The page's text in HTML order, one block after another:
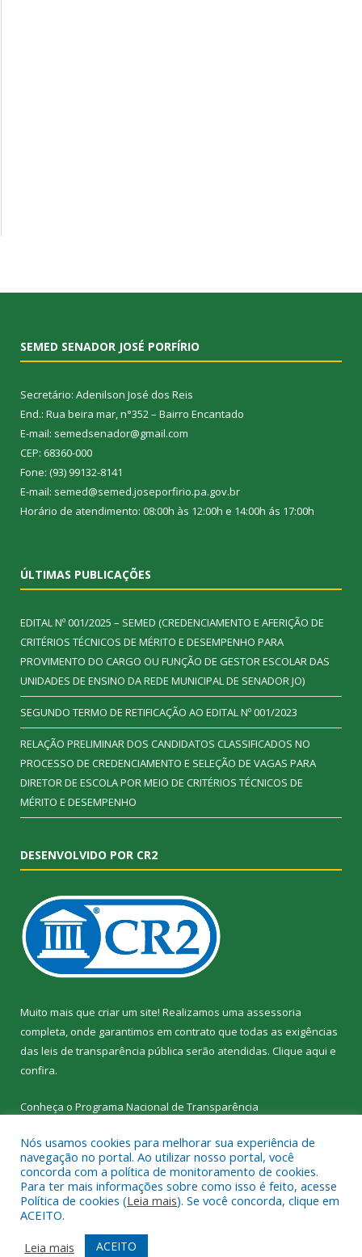
SEMED SENADOR JOSÉ PORFÍRIO
Secretário: Adenilson José dos Reis
End.: Rua beira mar, n°352 – Bairro Encantado
E-mail: semedsenador@gmail.com
CEP: 68360-000
Fone: (93) 99132-8141
E-mail: semed@semed.joseporfirio.pa.gov.br
Horário de atendimento: 08:00h às 12:00h e 14:00h ás 17:00h
ÚLTIMAS PUBLICAÇÕES
EDITAL Nº 001/2025 – SEMED (CREDENCIAMENTO E AFERIÇÃO DE
CRITÉRIOS TÉCNICOS DE MÉRITO E DESEMPENHO PARA
PROVIMENTO DO CARGO OU FUNÇÃO DE GESTOR ESCOLAR DAS
UNIDADES DE ENSINO DA REDE MUNICIPAL DE SENADOR JO)
SEGUNDO TERMO DE RETIFICAÇÃO AO EDITAL Nº 001/2023
RELAÇÃO PRELIMINAR DOS CANDIDATOS CLASSIFICADOS NO
PROCESSO DE CREDENCIAMENTO E SELEÇÃO DE VAGAS PARA
DIRETOR DE ESCOLA POR MEIO DE CRITÉRIOS TÉCNICOS DE
MÉRITO E DESEMPENHO
DESENVOLVIDO POR CR2
Muito mais que criar um site! Realizamos uma assessoria
completa, onde garantimos em contrato que todas as exigências
das leis de transparência pública serão atendidas. Clique aqui e
confira.
Conheça o Programa Nacional de Transparência
Todos os direitos reservados a SEMED – Secretaria Municipal de
Educação de Senador José Porfírio.
Mapa do Site
Acessar Área Administrativa
Nós usamos cookies para melhorar sua experiência de
navegação no portal. Ao utilizar nosso portal, você
concorda com a política de monitoramento de cookies.
Para ter mais informações sobre como isso é feito, acesse
Política de cookies (Leia mais). Se você concorda, clique em
ACEITO.
Leia mais
ACEITO